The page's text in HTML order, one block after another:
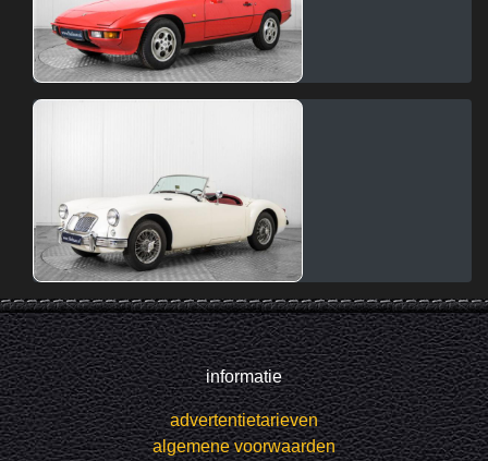
informatie
advertentietarieven
algemene voorwaarden